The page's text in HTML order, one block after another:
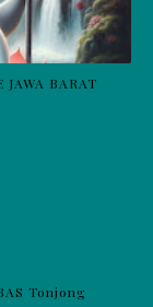
JAWA BARAT
Tonjong